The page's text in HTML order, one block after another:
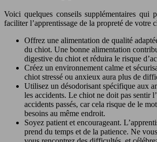
Voici quelques conseils supplémentaires qui
faciliter l’apprentissage de la propreté de votre
Offrez une alimentation de qualité
du chiot. Une bonne alimentation
digestive du chiot et réduira le risque
Créez un environnement calme et
chiot stressé ou anxieux aura plus de
Utilisez un désodorisant spécifique aux
les accidents. Le chiot ne doit pas sentir
accidents passés, car cela risque de le
besoins au même endroit.
Soyez patient et encourageant.
prend du temps et de la patience. Ne